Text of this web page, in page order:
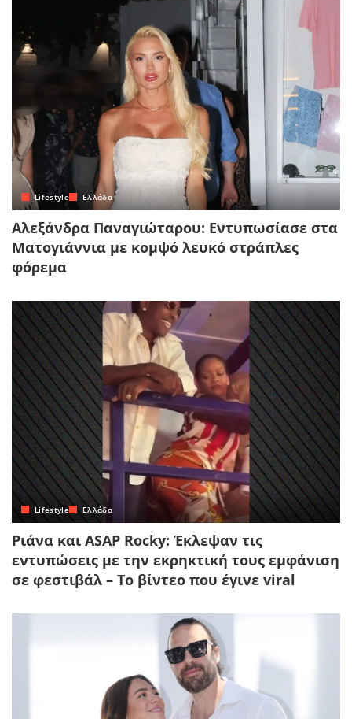
Lifestyle Ελλάδα
Αλεξάνδρα Παναγιώταρου: Εντυπωσίασε στα
Ματογιάννια με κομψό λευκό στράπλες
φόρεμα
Lifestyle Ελλάδα
Ριάνα και ASAP Rocky: Έκλεψαν τις
εντυπώσεις με την εκρηκτική τους εμφάνιση
σε φεστιβάλ – Το βίντεο που έγινε viral